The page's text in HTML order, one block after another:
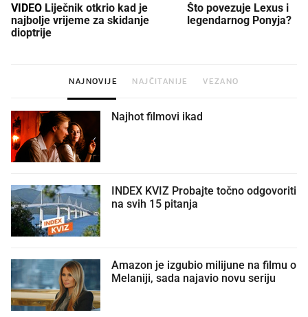
VIDEO
najbolje vrijeme za skidanje
dioptrije
Što povezuje Lexus i
legendarnog Ponyja?
NAJNOVIJE NAJČITANIJE VEZANO
Najhot filmovi ikad
INDEX KVIZ Probajte točno odgovoriti
na svih 15 pitanja
Amazon je izgubio milijune na filmu o
Melaniji, sada najavio novu seriju